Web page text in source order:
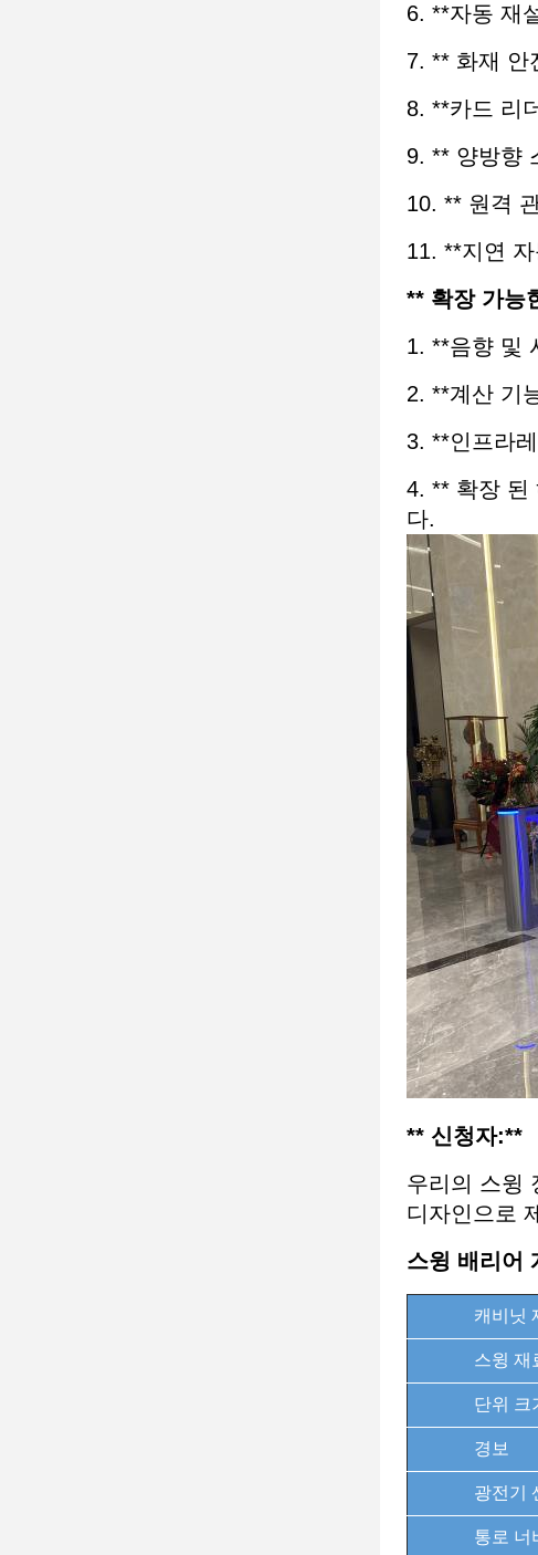
6. **자동 재
7. ** 화재 안
8. **카드 리
9. ** 양방향
10. ** 원격
11. **지연
** 확장 가능
1. **음향 및
2. **계산 기
3. **인프라
4. ** 확장 된
다.
** 신청자:**
우리의 스윙
디자인으로
스윙 배리어
캐비닛
스윙 재
단위
경보
광전기
통로 너